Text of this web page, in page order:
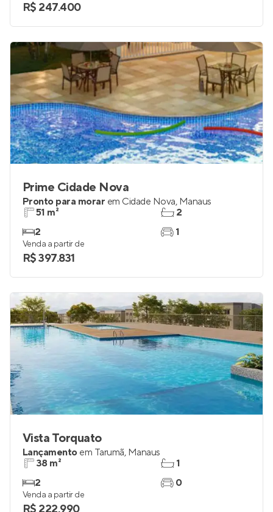
R$ 247.400
Prime Cidade Nova
Pronto para morar em Cidade Nova, Manaus
51 m²
2
2
1
Venda a partir de
R$ 397.831
Vista Torquato
Lançamento em Tarumã, Manaus
38 m²
2
1
0
Venda a partir de